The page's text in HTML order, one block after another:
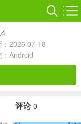
：2026-07-18
：Android
评论 0